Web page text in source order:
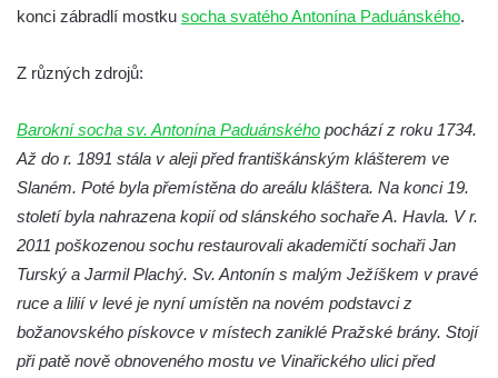
Socha Vydry si hrají v ZOO Hluboká
Socha Lišky v ZOO Hluboká
Socha Kudlanka v ZOO Hluboká
Socha Vlčice s mládětem v ZOO Hluboká
Socha Rys číhající na srnu v ZOO Hluboká
Socha Tygr v ZOO Hluboká
Socha Želva v ZOO Hluboká
Socha Kozorožec horský v ZOO Hluboká
konci zábradlí mostku socha svatého Antonína Paduánského.
Z různých zdrojů:
Barokní socha sv. Antonína Paduánského pochází z roku 1734.
Až do r. 1891 stála v aleji před františkánským klášterem ve
Slaném. Poté byla přemístěna do areálu kláštera. Na konci 19.
století byla nahrazena kopií od slánského sochaře A. Havla. V r.
2011 poškozenou sochu restaurovali akademičtí sochaři Jan
Turský a Jarmil Plachý. Sv. Antonín s malým Ježíškem v pravé
ruce a lilií v levé je nyní umístěn na novém podstavci z
božanovského pískovce v místech zaniklé Pražské brány. Stojí
při patě nově obnoveného mostu ve Vinařického ulici před